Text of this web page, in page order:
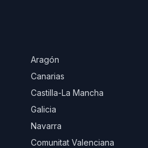
Aragón
Canarias
Castilla-La Mancha
Galicia
Navarra
Comunitat Valenciana